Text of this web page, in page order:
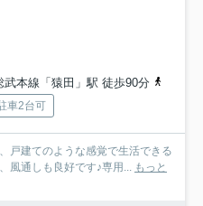
武本線「猿田」駅 徒歩90分
車2台可
戸建てのような感覚で生活できる
風通しも良好です♪専用... もっと